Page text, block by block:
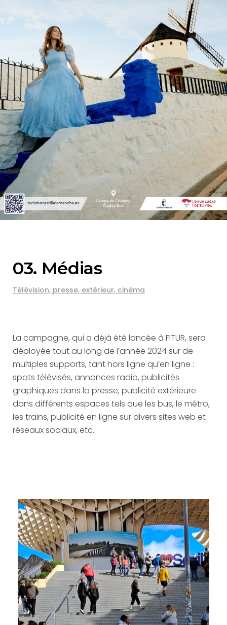
03. Médias
Télévision, presse, extérieur, cinéma
La campagne, qui a déjà été lancée à FITUR, sera
déployée tout au long de l’année 2024 sur de
multiples supports, tant hors ligne qu’en ligne :
spots télévisés, annonces radio, publicités
graphiques dans la presse, publicité extérieure
dans différents espaces tels que les bus, le métro,
les trains, publicité en ligne sur divers sites web et
réseaux sociaux, etc.